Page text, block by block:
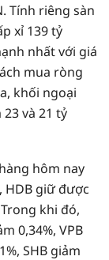
Tính riêng sàn
xỉ 139 tỷ
nhất với giá
mua ròng
khối ngoại
và 21 tỷ
hôm nay
HDB giữ được
khi đó,
0,34%, VPB
SHB giảm